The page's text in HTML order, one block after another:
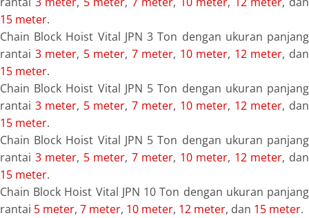
15 meter.
Chain Block Hoist Vital JPN 3 Ton dengan ukuran panjang
rantai 3 meter, 5 meter, 7 meter, 10 meter, 12 meter, dan
15 meter.
Chain Block Hoist Vital JPN 5 Ton dengan ukuran panjang
rantai 3 meter, 5 meter, 7 meter, 10 meter, 12 meter, dan
15 meter.
Chain Block Hoist Vital JPN 5 Ton dengan ukuran panjang
rantai 3 meter, 5 meter, 7 meter, 10 meter, 12 meter, dan
15 meter.
Chain Block Hoist Vital JPN 10 Ton dengan ukuran panjang
rantai 5 meter, 7 meter, 10 meter, 12 meter, dan 15 meter.